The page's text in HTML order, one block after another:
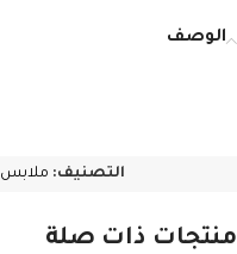
الوصف
التصنيف: ملابس
منتجات ذات صلة